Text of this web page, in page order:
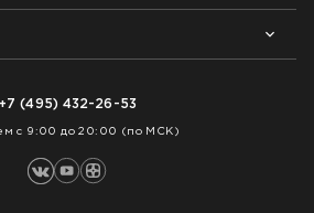
+7 (495) 432-26-53
с 9:00 до 20:00 (по МСК)